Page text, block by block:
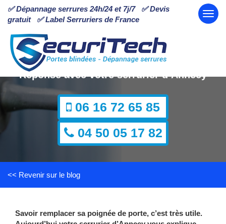
✅ Dépannage serrures 24h/24 et 7j/7 ✅ Devis
gratuit ✅ Label Serruriers de France
Comment remplacer sa poignée de porte ?
Réponse avec votre serrurier d’Annecy
06 16 72 65 85
04 50 05 17 82
<< Revenir sur le blog
Savoir remplacer sa poignée de porte, c’est très utile.